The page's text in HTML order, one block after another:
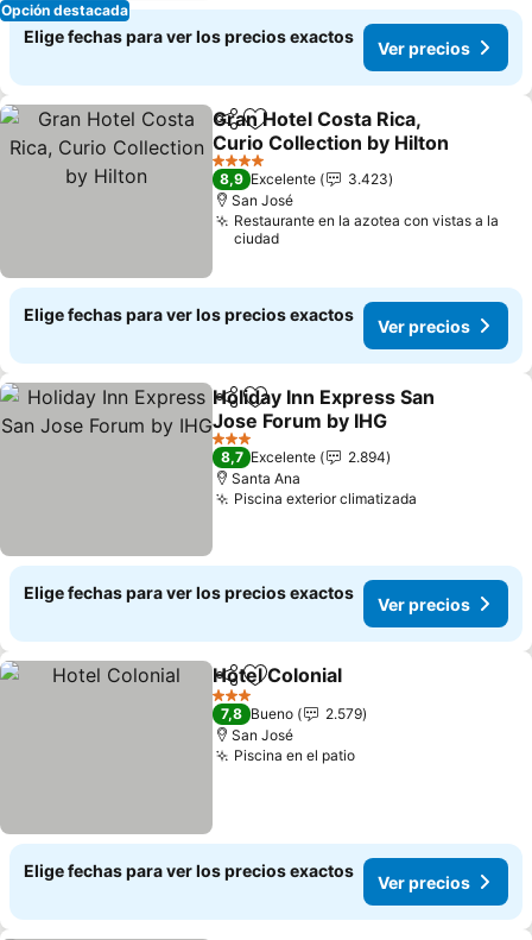
Opción destacada
Elige fechas para ver los precios exactos
Ver precios
CompartirAgregar a favoritos
Gran Hotel Costa Rica,
Curio Collection by Hilton
4 Estrellas
8,9 Excelente
3.423
San José
Restaurante en la azotea con vistas a la
ciudad
Elige fechas para ver los precios exactos
Ver precios
CompartirAgregar a favoritos
Holiday Inn Express San
Jose Forum by IHG
3 Estrellas
8,7 Excelente
2.894
Santa Ana
Piscina exterior climatizada
Elige fechas para ver los precios exactos
Ver precios
CompartirAgregar a favoritos
Hotel Colonial
3 Estrellas
7,8 Bueno
2.579
San José
Piscina en el patio
Elige fechas para ver los precios exactos
Ver precios